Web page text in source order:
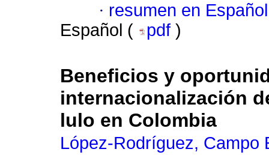
· resumen en Español
Español (
pdf )
Beneficios y
internacionalización
lulo en Colombia
López-Rodríguez, Campo